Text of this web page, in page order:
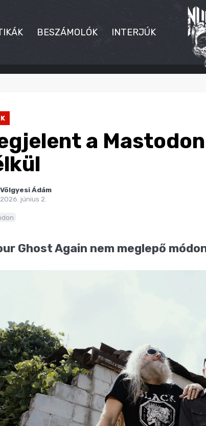
BESZÁMOLÓK INTERJÚK
a
Völgyesi Ádám
2026. június 2.
Ghost Again nem meglepő